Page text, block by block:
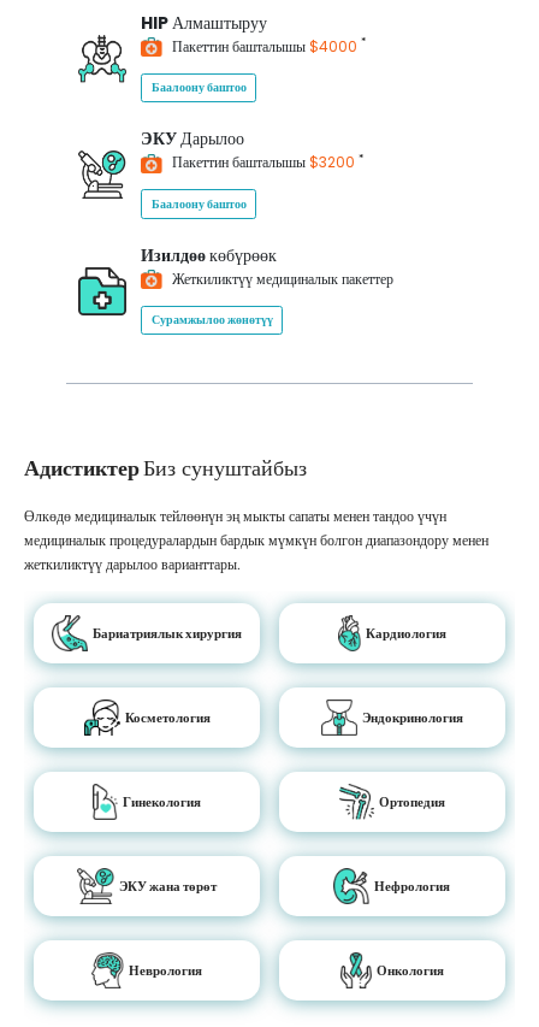
HIPАлмаштыруу
Пакеттин башталышы$4000 *
Баалоону баштоо
ЭКУДарылоо
Пакеттин башталышы$3200 *
Баалоону баштоо
Изилдөөкөбүрөөк
Жеткиликтүү медициналык пакеттер
Сурамжылоо жөнөтүү
АдистиктерБиз сунуштайбыз
Өлкөдө медициналык тейлөөнүн эң мыкты сапаты менен тандоо үчүн
медициналык процедуралардын бардык мүмкүн болгон диапазондору менен
жеткиликтүү дарылоо варианттары.
Бариатриялык хирургия Кардиология
Косметология Эндокринология
Гинекология Ортопедия
ЭКУ жана төрөт Нефрология
Неврология Онкология